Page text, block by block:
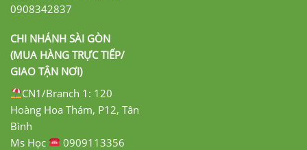
0908342837
CHI NHÁNH SÀI GÒN
(MUA HÀNG TRỰC TIẾP/
GIAO TẬN NƠI)
CN1/Branch 1: 120
Hoàng Hoa Thám, P12, Tân
Bình
Ms Học
0909113356